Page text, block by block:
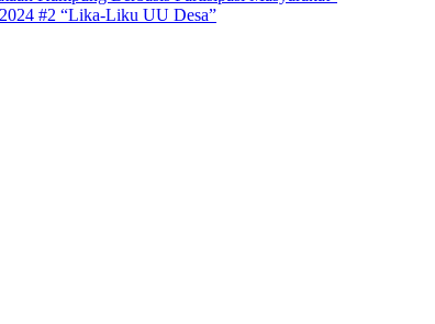
#2 “Lika-Liku UU Desa”